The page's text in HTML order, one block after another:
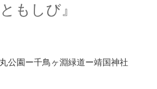
もしび』
公園ー千鳥ヶ淵緑道ー靖国神社